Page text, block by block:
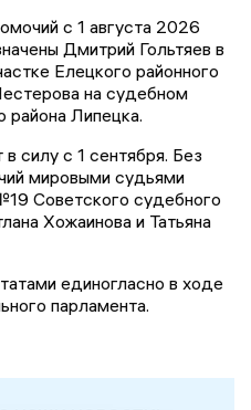
с 1 августа 2026
Дмитрий Гольтяев в
Елецкого районного
на судебном
Липецка.
силу с 1 сентября. Без
мировыми судьями
Советского судебного
Хожаинова и Татьяна
единогласно в ходе
парламента.